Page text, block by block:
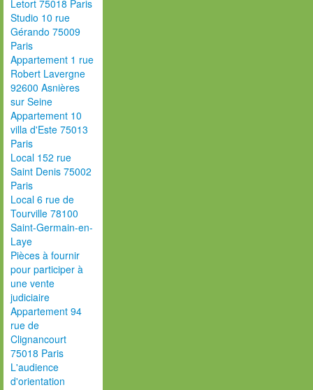
Letort 75018 Paris
Studio 10 rue
Gérando 75009
Paris
Appartement 1 rue
Robert Lavergne
92600 Asnières
sur Seine
Appartement 10
villa d'Este 75013
Paris
Local 152 rue
Saint Denis 75002
Paris
Local 6 rue de
Tourville 78100
Saint-Germain-en-
Laye
Pièces à fournir
pour participer à
une vente
judiciaire
Appartement 94
rue de
Clignancourt
75018 Paris
L'audience
d'orientation